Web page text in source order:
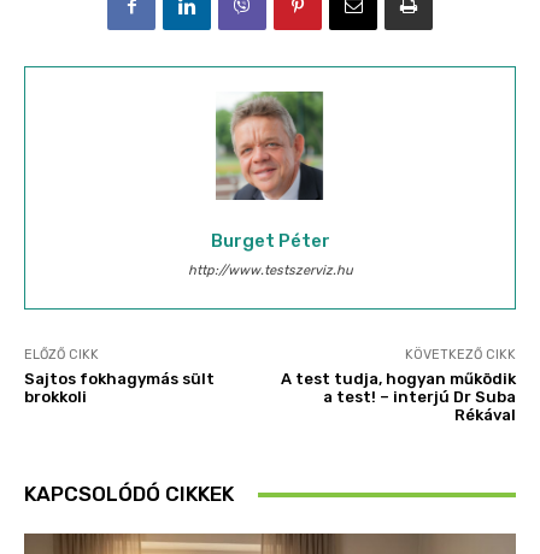
Burget Péter
http://www.testszerviz.hu
ELŐZŐ CIKK
Sajtos fokhagymás sült
brokkoli
KÖVETKEZŐ CIKK
A test tudja, hogyan működik
a test! – interjú Dr Suba
Rékával
KAPCSOLÓDÓ CIKKEK